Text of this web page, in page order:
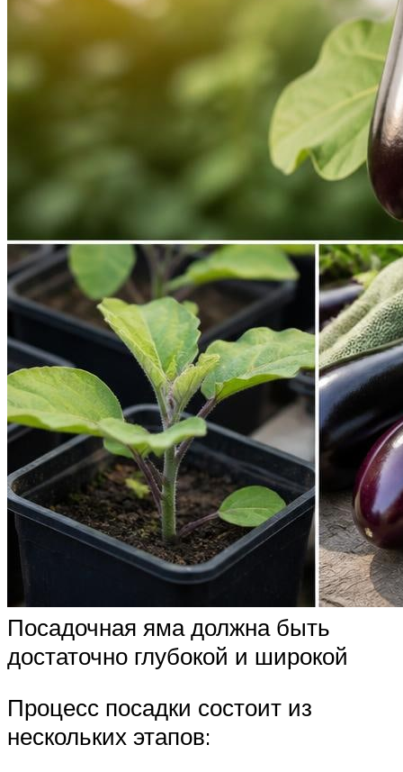
Посадочная яма должна быть
достаточно глубокой и широкой
Процесс посадки состоит из
нескольких этапов: